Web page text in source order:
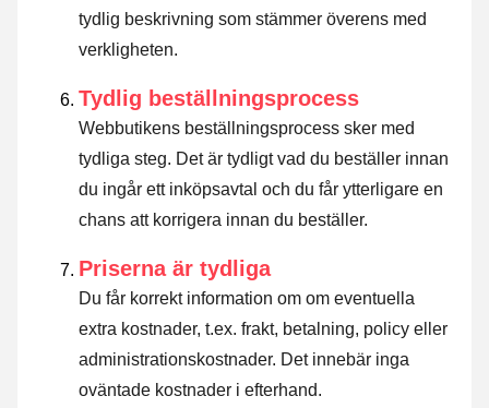
tydlig beskrivning som stämmer överens med
verkligheten.
Tydlig beställningsprocess
Webbutikens beställningsprocess sker med
tydliga steg. Det är tydligt vad du beställer innan
du ingår ett inköpsavtal och du får ytterligare en
chans att korrigera innan du beställer.
Priserna är tydliga
Du får korrekt information om om eventuella
extra kostnader, t.ex. frakt, betalning, policy eller
administrationskostnader. Det innebär inga
oväntade kostnader i efterhand.